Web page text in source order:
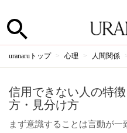
uranaruトップ 心理 人間関係
信用できない人の特
方・見分け方
まず意識することは言動が